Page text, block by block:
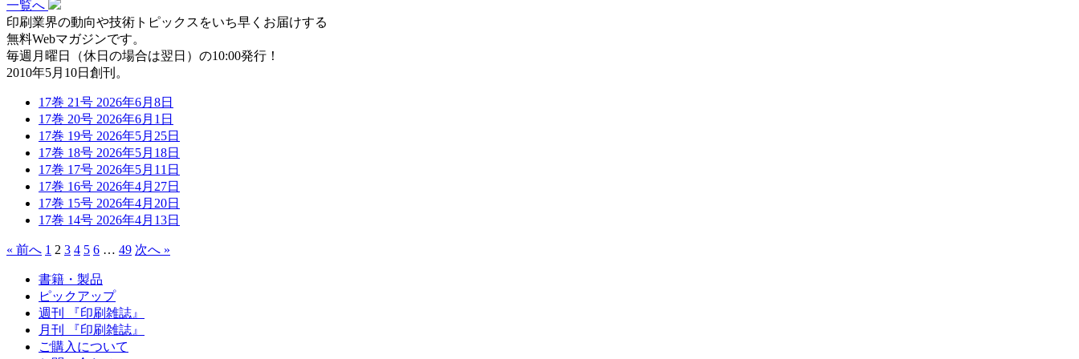
一覧へ
印刷業界の動向や技術トピックスをいち早くお届けする
無料Webマガジンです。
毎週月曜日（休日の場合は翌日）の10:00発行！
2010年5月10日創刊。
17巻 21号 2026年6月8日
17巻 20号 2026年6月1日
17巻 19号 2026年5月25日
17巻 18号 2026年5月18日
17巻 17号 2026年5月11日
17巻 16号 2026年4月27日
17巻 15号 2026年4月20日
17巻 14号 2026年4月13日
« 前へ 1 2 3 4 5 6 … 49 次へ »
書籍・製品
ピックアップ
週刊 『印刷雑誌』
月刊 『印刷雑誌』
ご購入について